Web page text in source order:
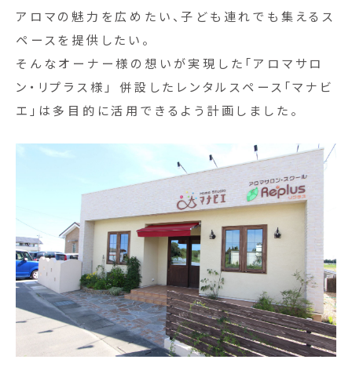
アロマの魅力を広めたい、子ども連れでも集えるス
ペースを提供したい。
そんなオーナー様の想いが実現した「アロマサロ
ン・リプラス様」 併設したレンタルスペース「マナビ
エ」は多目的に活用できるよう計画しました。